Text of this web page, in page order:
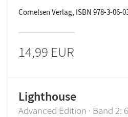
Cornelsen Verlag, ISBN 978-3-06-
14,99 EUR
Lighthouse
Advanced Edition · Band 2: